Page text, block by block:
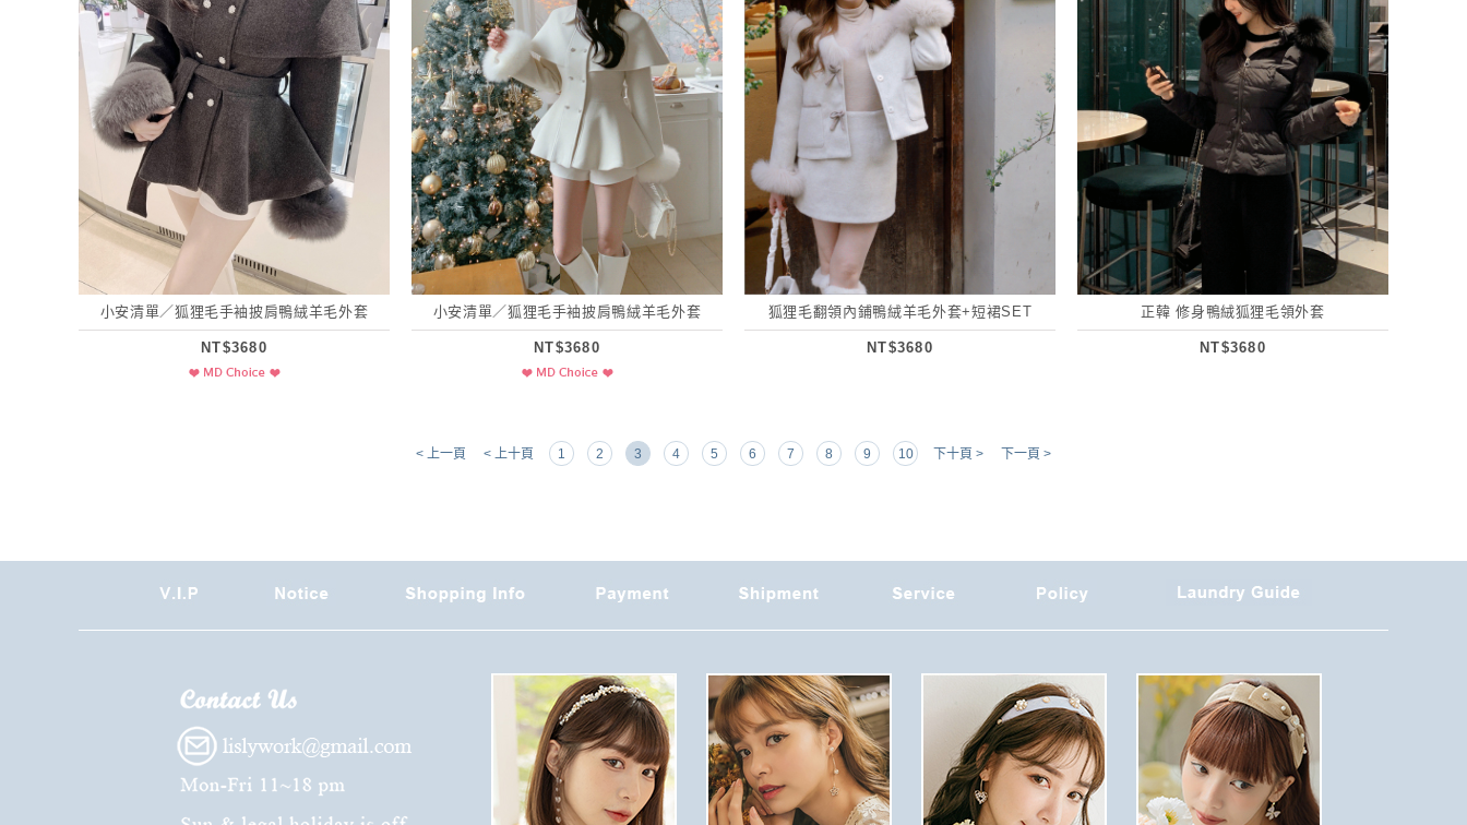
小安清單／狐狸毛手袖披肩鴨絨羊毛外套
NT$3680
小安清單／狐狸毛手袖披肩鴨絨羊毛外套
NT$3680
狐狸毛翻領內鋪鴨絨羊毛外套+短裙SET
NT$3680
正韓 修身鴨絨狐狸毛領外套
NT$3680
< 上一頁 < 上十頁 1 2 3 4 5 6 7 8 9 10 下十頁 > 下一頁 >